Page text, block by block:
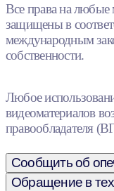
Все права на любые
защищены в
международным
собственности.
Любое
видеоматериалов
правообладателя
Сообщить об
Обращение в